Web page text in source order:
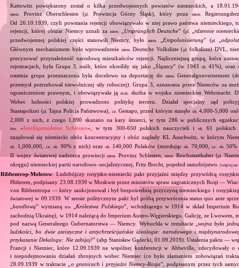
Kattowitz powiększony został o kilka przedwojennych powiatów niemieckich, a
niem. Provinz Oberschlesien (pl. Prowincja Górny Śląsk), który pozaniem.
Od 26.10.1939, czyli powstania rejencji obowiązywało w niej prawo państwa niemieckiego,
rejencji, której obszar Niemcy uznali za niem. Ursprünglich Deutsche” (pl. rdzennie
przedwojennej polskiej części stanowili Niemcy, było
niem. Entpolonisierung” (pl. „
Głównym mechanizmem było wprowadzenie niem. Deutsche Volksliste (pl.
folkslista) DVL,
precyzować przynależność narodową mieszkańców rejencji. Najliczniejszą grupą, która
rejestracjach, była Grupa 3, osób, które określiły się jako „Ślązacy” (w 1943 ok. 41%), oraz
ostatnia grupa przeznaczona była docelowo na deportację do
niem.
Generalgouvernement
przemysł potrzebował niewolniczej siły roboczej). Grupa 3, uznawana przez Niemców za
ograniczeniom prawnym, i obowiązywała jąm.in.
służba w wojsku niemieckim Wehrmacht.
Wobec ludności polskiej prowadzono politykę terroru. Działał specjalny sąd
Staatspolizei (pl. Tajna Policja Państwowa), i.e. Gestapo, przed którym stanęło ok. 4,000‐5,000
2,000 z nich, z czego 1,890 skazano na kary śmierci, w tym 286 w publicznych
tzw. «Intelligenzaktion Schlesien», w tym 300‐650 polskich nauczycieli i ok.
61 polskich
znajdował się niemiecki obóz koncentracyjny i obóz zagłady KL Auschwitz, w którym
ok. 1,000,000, i.e. ok. 90% z nich) oraz ok. 140,000 Polaków (mordującok. 70,000,i.e. ok.
50%
II wojny światowej nadzorca prowincjiniem. Provinz Schlesien,niem. Reichsstatthalter (pl.
okręgu) niemieckiej partii narodowo–socjalistycznej, Fritz Brecht, popełnił samobójstwo.
(więcej
Ribbentrop‐Mołotow: Ludobójczy rosyjsko‐niemiecki pakt przyjaźni między przywódcą
Hitlerem, podpisany 23.08.1939 w Moskwie przez ministrów spraw zagranicznych Rosji —
von Ribbentropa — który sankcjonował i był bezpośrednią przyczyną niemieckiego i
światowej w 09.1939. W sensie politycznym pakt był próbą przywrócenia status quo ante
„handlową” wymianą tzw. Królestwa Polskiego”, wchodzącego w 1914 w skład Imperium
zachodnią Ukrainę), w 1914 należącą do Imperium Austro‐Węgierskiego. Galicję, ze Lwowem,
pod nazwą Generalnego Gubernatorstwa — Niemcy. Wybuchła w rezultacie „ wojna była
ludzkości, bo dwie ateistyczne i antychrześcijańskie ideologie: narodowego i
przykazanie Dekalogu: Nie zabijaj!” (abp Stanisław Gądecki, 01.09.2019). Ustalenia paktu —
Francji i Niemiec, które 12.09.1939 na wspólnej konferencji w Abbeville, zdecydowały o
i niepodejmowaniu działań zbrojnych wobec Niemiec (co było złamaniem zobowiązań
28.09.1939 w traktacie „ o granicach i przyjaźni Niemcy‐Rosja”, podpisanym przez tych